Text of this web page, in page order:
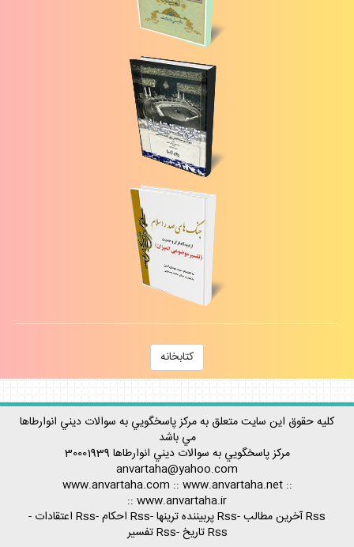
كتابخانه
كليه حقوق اين سايت متعلق به مركز پاسخگويي به سوالات ديني انوارطاها
مي باشد
مركز پاسخگويي به سوالات ديني انوارطاها 30001939
anvartaha@yahoo.com
www.anvartaha.com :: www.anvartaha.net::
www.anvartaha.ir
::
Rss آخرين مطالب
-Rss پربيننده ترينها -Rss احكام -Rss اعتقادات
-
Rss تاريخ
-Rss تفسير